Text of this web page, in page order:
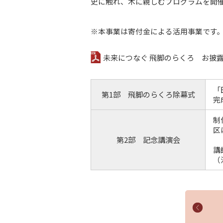
※本事業は寄付金による活用事業です
未来につなぐ 飛脚のらくろ お披
第1部 飛脚のらくろ除幕式
完
第2部 記念講演会
制
区
講